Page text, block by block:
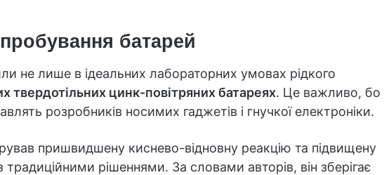
батарей
не лише в ідеальних лабораторних умовах рідкого
твердотільних цинк-повітряних батареях. Це важливо, бо
розробників носимих гаджетів і гнучкої електроніки.
пришвидшену киснево-відновну реакцію та підвищену
традиційними рішеннями. За словами авторів, він зберігає